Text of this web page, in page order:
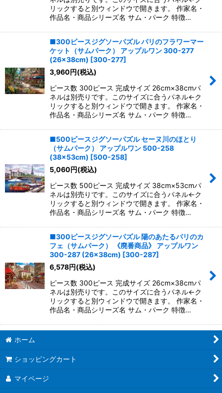
リックすると別ウィンドウで開きます。 作家名・
作品名・商品シリーズ名 サム・パーク 特徴…
■300ピースジグソーパズル パリのフラワーマー
ケット（サムパーク） アップルワン 300-277
(26×38cm) [300-277]
3,960円(税込)
ピース数 300ピース 完成サイズ 26cm×38cmパ
ネルは別売りです。このサイズに合うパネル←ク
リックすると別ウィンドウで開きます。 作家名・
作品名・商品シリーズ名 サム・パーク 特徴…
■500ピースジグソーパズル セーヌ川のほとり
（サムパーク） アップルワン 500-258
(38×53cm) [500-258]
5,060円(税込)
ピース数 500ピース 完成サイズ 38cm×53cmパ
ネルは別売りです。このサイズに合うパネル←ク
リックすると別ウィンドウで開きます。 作家名・
作品名・商品シリーズ名 サム・パーク 特徴…
■300ピースジグソーパズル 陽のあたるパリのカ
フェ（サムパーク） 《廃番商品》 アップルワン
300-287 (26×38cm) [300-287]
6,578円(税込)
ピース数 300ピース 完成サイズ 26cm×38cmパ
ネルは別売りです。このサイズに合うパネル←ク
リックすると別ウィンドウで開きます。 作家名・
作品名・商品シリーズ名 サム・パーク 特徴…
ホーム
ショッピングカート
マイページ